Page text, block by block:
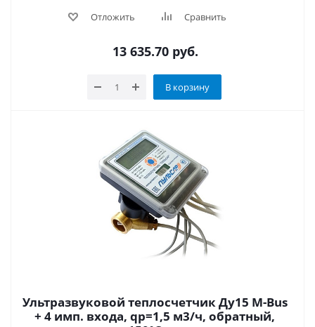
Отложить Сравнить
13 635.70руб.
В корзину
Ультразвуковой теплосчетчик Ду15 M-Bus
+ 4 имп. входа, qp=1,5 м3/ч, обратный,